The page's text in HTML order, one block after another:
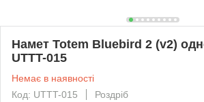
Намет Totem Bluebird 2 (v2)
UTTT-015
Немає в наявності
Код: UTTT-015
Роздріб